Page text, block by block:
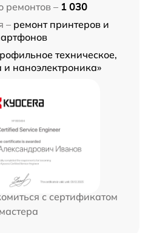
ремонтов – 1 030
– ремонт принтеров и
техническое,
и наноэлектроника»
с сертификатом
мастера